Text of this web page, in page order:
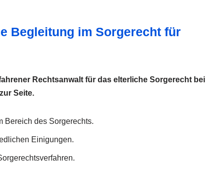
Begleitung im Sorgerecht für
Rechtsanwalt für das elterliche Sorgerecht bei
Seite.
Bereich des Sorgerechts.
Einigungen.